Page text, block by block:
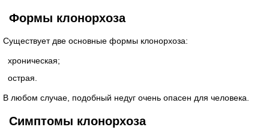
Формы клонорхоза
Существует две основные формы клонорхоза:
хроническая;
острая.
В любом случае, подобный недуг очень опасен для человека.
Симптомы клонорхоза